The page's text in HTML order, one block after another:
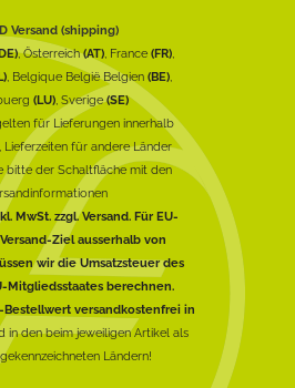
Versand (shipping)
, Österreich(AT), France (FR),
, Belgique België Belgien (BE),
(LU), Sverige(SE)
für Lieferungen innerhalb
Lieferzeiten für andere Länder
bitte der Schaltfläche mit den
MwSt. zzgl. Versand. Für EU-
Ziel ausserhalb von
wir die Umsatzsteuer des
Mitgliedsstaates berechnen.
versandkostenfrei in
in den beim jeweiligen Artikel als
Ländern!